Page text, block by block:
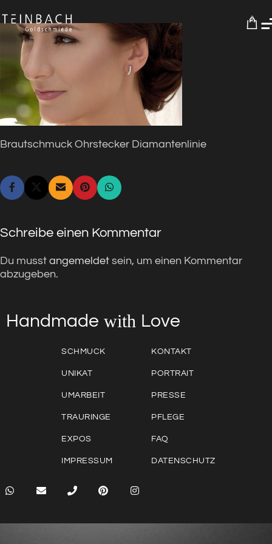
0
Brautschmuck Ohrstecker Diamantenlinie
Schreibe einen Kommentar
Du musst angemeldet sein, um einen Kommentar
abzugeben.
Handmade with Love
SCHMUCK
UNIKAT
UMARBEIT
TRAURINGE
EXPOS
IMPRESSUM
KONTAKT
PORTRAIT
PRESSE
PFLEGE
FAQ
DATENSCHUTZ